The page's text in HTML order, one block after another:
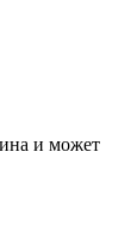
и может